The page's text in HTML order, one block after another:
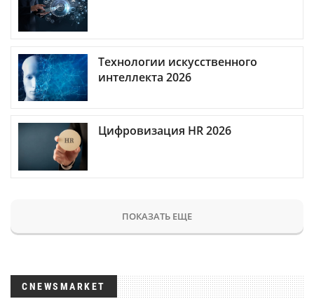
Технологии искусственного
интеллекта 2026
Цифровизация HR 2026
ПОКАЗАТЬ ЕЩЕ
CNEWSMARKET